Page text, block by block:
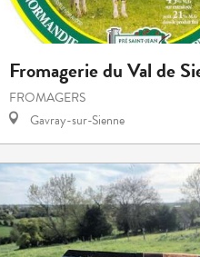
Fromagerie du Val de
FROMAGERS
Gavray-sur-Sienne